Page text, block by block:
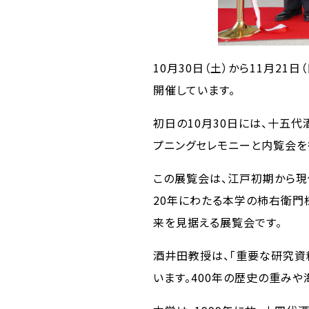
10月30日（土）から11月21日
開催しています。
初日の10月30日には、十五
プニングセレモニーと内覧会を
この展覧会は、江戸初期から
20年にわたる本学の柿右衛門
来を見据える展覧会です。
酒井田教授は、「重要な研究
います。400年の歴史の重みや